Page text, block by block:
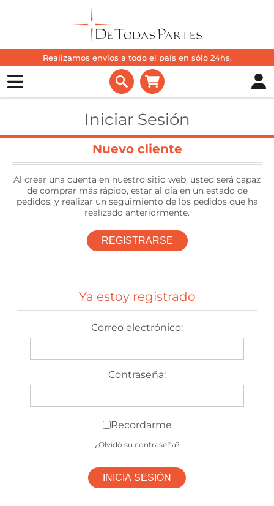
Realizamos envíos a todo el país en sólo 24hs.
Iniciar Sesión
Nuevo cliente
Al crear una cuenta en nuestro sitio web, usted será capaz
de comprar más rápido, estar al día en un estado de
pedidos, y realizar un seguimiento de los pedidos que ha
realizado anteriormente.
Ya estoy registrado
Correo electrónico:
Contraseña:
Recordarme
¿Olvidó su contraseña?